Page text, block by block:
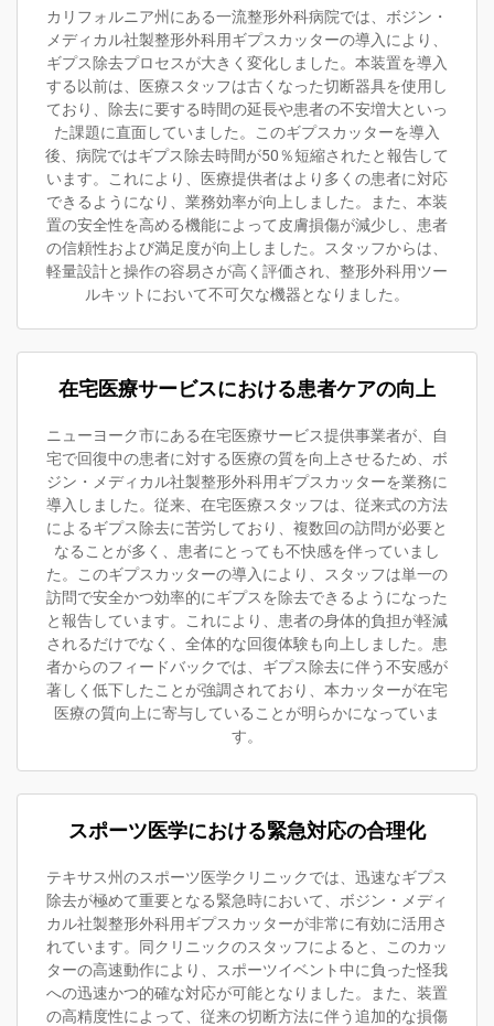
カリフォルニア州にある一流整形外科病院では、ボジン・
メディカル社製整形外科用ギプスカッターの導入により、
ギプス除去プロセスが大きく変化しました。本装置を導入
する以前は、医療スタッフは古くなった切断器具を使用し
ており、除去に要する時間の延長や患者の不安増大といっ
た課題に直面していました。このギプスカッターを導入
後、病院ではギプス除去時間が50％短縮されたと報告して
います。これにより、医療提供者はより多くの患者に対応
できるようになり、業務効率が向上しました。また、本装
置の安全性を高める機能によって皮膚損傷が減少し、患者
の信頼性および満足度が向上しました。スタッフからは、
軽量設計と操作の容易さが高く評価され、整形外科用ツー
ルキットにおいて不可欠な機器となりました。
在宅医療サービスにおける患者ケアの向上
ニューヨーク市にある在宅医療サービス提供事業者が、自
宅で回復中の患者に対する医療の質を向上させるため、ボ
ジン・メディカル社製整形外科用ギプスカッターを業務に
導入しました。従来、在宅医療スタッフは、従来式の方法
によるギプス除去に苦労しており、複数回の訪問が必要と
なることが多く、患者にとっても不快感を伴っていまし
た。このギプスカッターの導入により、スタッフは単一の
訪問で安全かつ効率的にギプスを除去できるようになった
と報告しています。これにより、患者の身体的負担が軽減
されるだけでなく、全体的な回復体験も向上しました。患
者からのフィードバックでは、ギプス除去に伴う不安感が
著しく低下したことが強調されており、本カッターが在宅
医療の質向上に寄与していることが明らかになっていま
す。
スポーツ医学における緊急対応の合理化
テキサス州のスポーツ医学クリニックでは、迅速なギプス
除去が極めて重要となる緊急時において、ボジン・メディ
カル社製整形外科用ギプスカッターが非常に有効に活用さ
れています。同クリニックのスタッフによると、このカッ
ターの高速動作により、スポーツイベント中に負った怪我
への迅速かつ的確な対応が可能となりました。また、装置
の高精度性によって、従来の切断方法に伴う追加的な損傷